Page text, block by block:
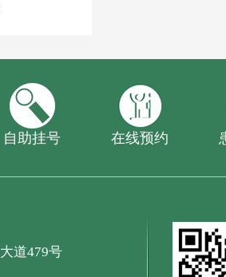
自助挂号 在线预约
道479号